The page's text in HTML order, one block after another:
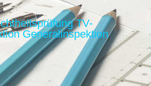
TV-
Generalinspektion